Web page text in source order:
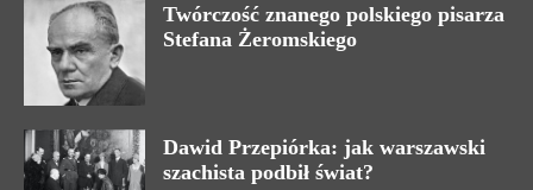
Twórczość znanego polskiego pisarza
Stefana Żeromskiego
Dawid Przepiórka: jak warszawski
szachista podbił świat?